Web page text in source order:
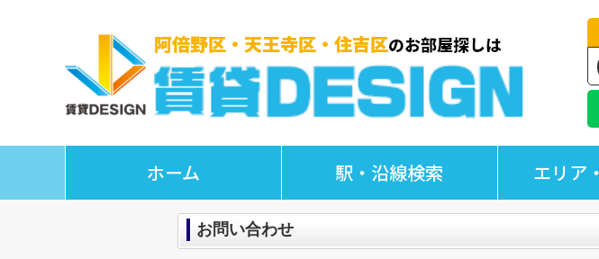
ホーム 駅・沿線検索 エリア
お問い合わせ